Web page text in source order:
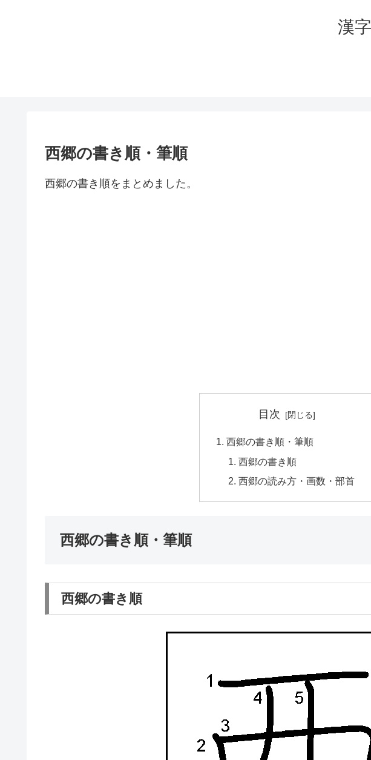
漢
西郷の書き順・筆順
西郷の書き順をまとめました。
目次
西郷の書き順・筆順
西郷の書き順
西郷の読み方・画数・部首
西郷の書き順・筆順
西郷の書き順